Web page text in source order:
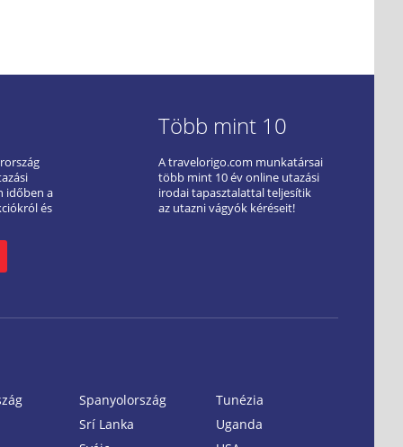
időben a
és
Több mint 10
A travelorigo.com munkatársai
több mint 10 év online utazási
irodai tapasztalattal teljesítik
az utazni vágyók kéréseit!
Spanyolország
Srí Lanka
Tunézia
Uganda